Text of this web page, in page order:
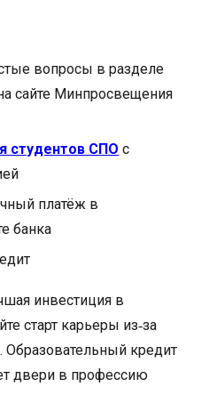
вопросы в разделе
сайте Минпросвещения
студентов СПО с
платёж в
банка
инвестиция в
старт карьеры из‑за
Образовательный кредит
двери в профессию